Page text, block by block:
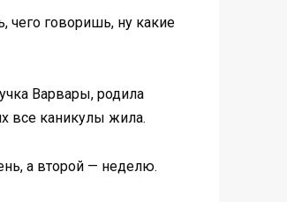
чего говоришь, ну какие
Варвары, родила
все каникулы жила.
а второй — неделю.